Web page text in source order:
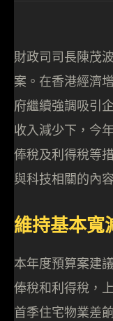
財政司司長陳茂
案。在香港經濟
府繼續強調吸引
收入減少下，今
俸稅及利得稅等
與科技相關的內
維持基本寬
本年度預算案建
俸稅和利得稅，
首季住宅物業差